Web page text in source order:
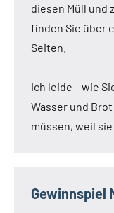
diesen Müll und
finden Sie über
Seiten.
Ich leide – wie
Wasser und
müssen, weil
Gewinnspiel